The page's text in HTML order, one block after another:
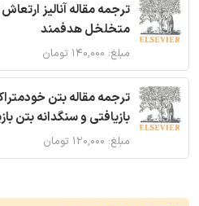
ترجمه مقاله آنالیز
متخلخل هدفمند
مبلغ: ۱۴۰,۰۰۰ تومان
ترجمه مقاله بتن
بازیافتی و سنگدانه بتن
مبلغ: ۱۲۰,۰۰۰ تومان